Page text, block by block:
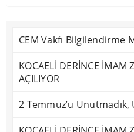
CEM Vakfı Bilgilendirme
KOCAELİ DERİNCE İMAM
AÇILIYOR
2 Temmuz’u